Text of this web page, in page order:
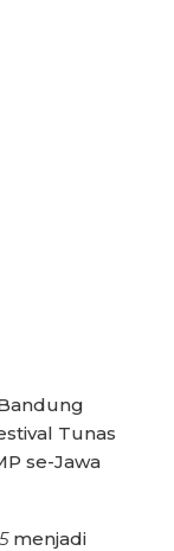
Tunas
se-Jawa
menjadi